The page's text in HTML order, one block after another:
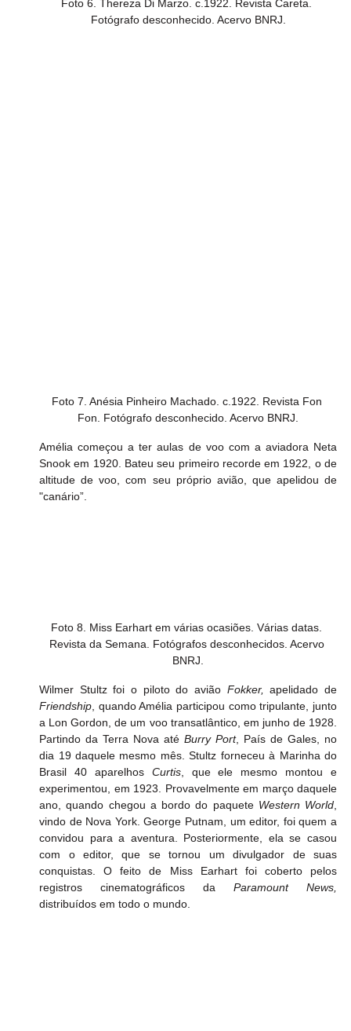
Foto 6. Thereza Di Marzo. c.1922. Revista Careta.
Fotógrafo desconhecido. Acervo BNRJ.
Foto 7. Anésia Pinheiro Machado. c.1922. Revista Fon
Fon. Fotógrafo desconhecido. Acervo BNRJ.
Amélia começou a ter aulas de voo com a aviadora Neta
Snook em 1920. Bateu seu primeiro recorde em 1922, o de
altitude de voo, com seu próprio avião, que apelidou de
"canário”.
Foto 8. Miss Earhart em várias ocasiões. Várias datas.
Revista da Semana. Fotógrafos desconhecidos. Acervo
BNRJ.
Wilmer Stultz foi o piloto do avião Fokker,
Friendship , quando Amélia participou como tripulante, junto
a Lon Gordon, de um voo transatlântico, em junho de 1928.
Partindo da Terra Nova até Burry Port, País de Gales, no
dia 19 daquele mesmo mês. Stultz forneceu à Marinha do
Brasil 40 aparelhos Curtis, que ele mesmo montou e
experimentou, em 1923. Provavelmente em março daquele
ano, quando chegou a bordo do paquete Western World
vindo de Nova York. George Putnam, um editor, foi quem a
convidou para a aventura. Posteriormente, ela se casou
com o editor, que se tornou um divulgador de suas
conquistas. O feito de Miss Earhart foi coberto pelos
registros cinematográficos da
distribuídos em todo o mundo.